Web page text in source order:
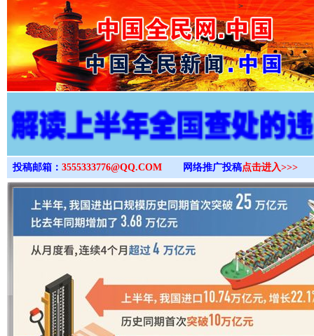
>
投稿邮箱： 3555333776@QQ.COM 网络推广投稿点击进入>>>